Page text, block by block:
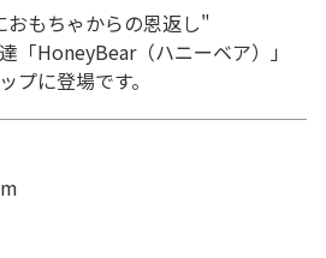
もちゃからの恩返し"
「HoneyBear（ハニーベア）」
プに登場です。